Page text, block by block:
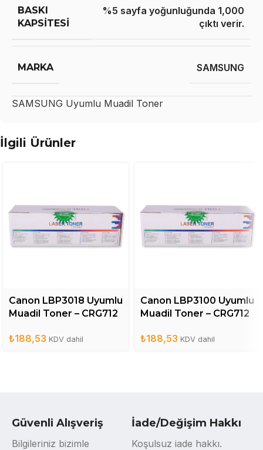
BASKI
KAPSITESI
%5 sayfa yoğunluğunda 1,000
çıktı verir.
MARKA SAMSUNG
SAMSUNG Uyumlu Muadil Toner
İlgili Ürünler
Canon LBP3018 Uyumlu
Muadil Toner – CRG712
₺188,53 KDV dahil
Canon LBP3100 Uyumlu
Muadil Toner – CRG712
₺188,53 KDV dahil
Güvenli Alışveriş
Bilgileriniz bizimle
İade/Değişim Hakkı
Koşulsuz iade hakkı.